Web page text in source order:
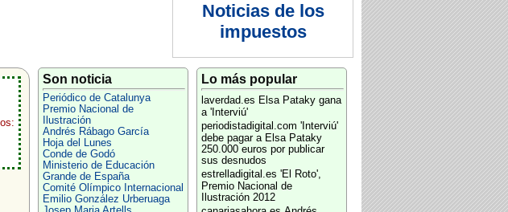
Noticias de los
impuestos
Son noticia
Periódico de Catalunya
Premio Nacional de
Ilustración
Andrés Rábago García
Hoja del Lunes
Conde de Godó
Ministerio de Educación
Grande de España
Comité Olímpico Internacional
Emilio González Urberuaga
Lo más popular
laverdad.es Elsa Pataky gana
a 'Interviú'
periodistadigital.com 'Interviú'
debe pagar a Elsa Pataky
250.000 euros por publicar
sus desnudos
estrelladigital.es 'El Roto',
Premio Nacional de
Ilustración 2012